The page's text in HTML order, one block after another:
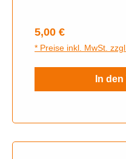
Regulärer Preis:
5,00 €
* Preise inkl. MwSt.
In